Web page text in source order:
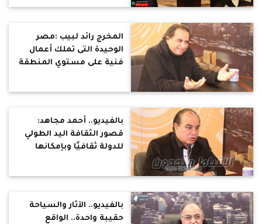
المخرج رائد لبيب :مصر
الوحيدة التى تملك أعمال
فنية على مستوي المنطقة
بالفيديو.. أحمد مجاهد:
قصور الثقافة اليد الطولي
للدولة ثقافيًا وبإمكانها
بالفيديو.. الآثار والسياحة
حقيبة واحدة.. الواقع